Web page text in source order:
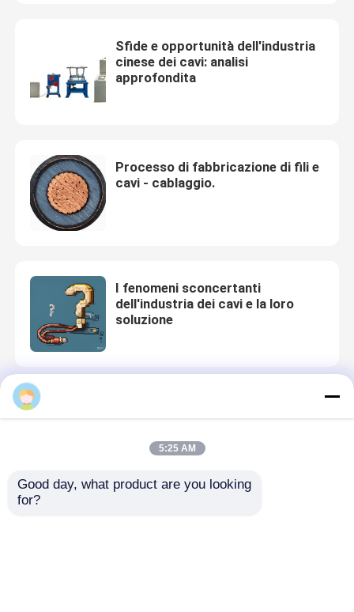
Sfide e opportunità dell'industria
cinese dei cavi: analisi
approfondita
Processo di fabbricazione di fili e
cavi - cablaggio.
I fenomeni sconcertanti
dell'industria dei cavi e la loro
soluzione
cantilever5:25 AM
Good day, what product are you looking
for?